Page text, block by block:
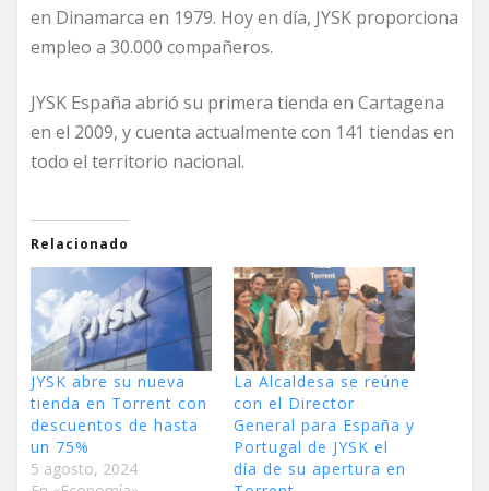
en Dinamarca en 1979. Hoy en día, JYSK proporciona
empleo a 30.000 compañeros.
JYSK España abrió su primera tienda en Cartagena
en el 2009, y cuenta actualmente con 141 tiendas en
todo el territorio nacional.
Relacionado
JYSK abre su nueva
tienda en Torrent con
descuentos de hasta
un 75%
5 agosto, 2024
La Alcaldesa se reúne
con el Director
General para España y
Portugal de JYSK el
día de su apertura en